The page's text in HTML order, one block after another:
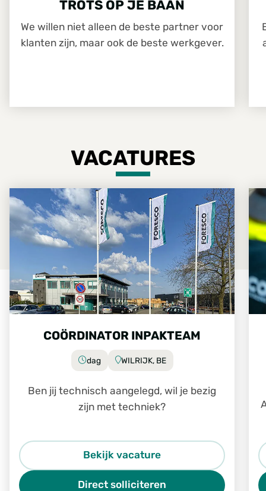
TROTS OP JE BAAN
We willen niet alleen de beste partner voor
klanten zijn, maar ook de beste werkgever.
VACATURES
COÖRDINATOR INPAKTEAM
dag WILRIJK, BE
Ben jij technisch aangelegd, wil je bezig
zijn met techniek?
Bekijk vacature
Direct solliciteren